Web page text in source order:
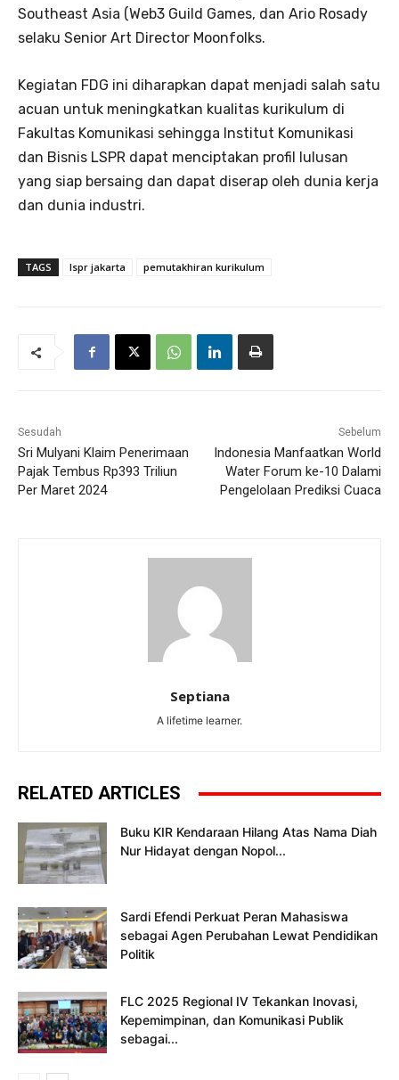
Southeast Asia (Web3 Guild Games, dan Ario Rosady
selaku Senior Art Director Moonfolks.
Kegiatan FDG ini diharapkan dapat menjadi salah satu
acuan untuk meningkatkan kualitas kurikulum di
Fakultas Komunikasi sehingga Institut Komunikasi
dan Bisnis LSPR dapat menciptakan profil lulusan
yang siap bersaing dan dapat diserap oleh dunia kerja
dan dunia industri.
TAGS lspr jakarta pemutakhiran kurikulum
Sesudah
Sri Mulyani Klaim Penerimaan
Pajak Tembus Rp393 Triliun
Per Maret 2024
Sebelum
Indonesia Manfaatkan World
Water Forum ke-10 Dalami
Pengelolaan Prediksi Cuaca
Septiana
A lifetime learner.
RELATED ARTICLES
Buku KIR Kendaraan Hilang Atas Nama Diah
Nur Hidayat dengan Nopol...
Sardi Efendi Perkuat Peran Mahasiswa
sebagai Agen Perubahan Lewat Pendidikan
Politik
FLC 2025 Regional IV Tekankan Inovasi,
Kepemimpinan, dan Komunikasi Publik
sebagai...